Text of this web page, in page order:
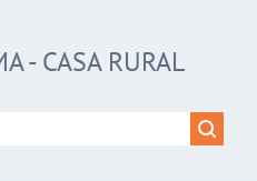
- CASA RURAL